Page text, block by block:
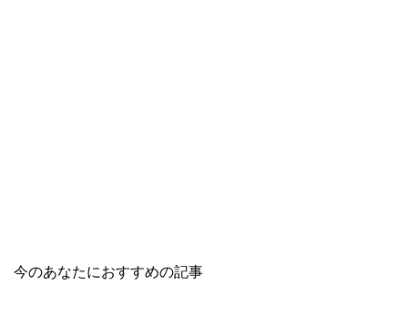
今のあなたにおすすめの記事